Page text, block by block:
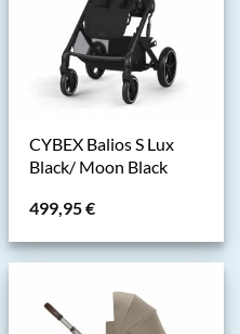
CYBEX Balios S Lux
Black/ Moon Black
499,95€